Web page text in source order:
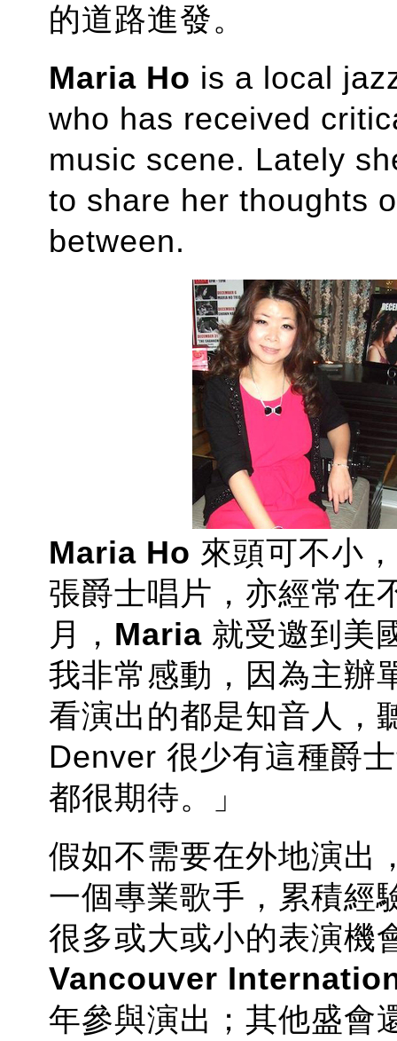
的道路進發。
Maria Ho is a local
who has received
music scene. Lately
to share her thoughts
between.
Maria Ho 來頭可不小
張爵士唱片，亦經常在
月， Maria 就受邀到美
我非常感動，因為主辦
看演出的都是知音人，
Denver 很少有這種爵
都很期待。」
假如不需要在外地演出
一個專業歌手，累積經
很多或大或小的表演機
Vancouver
年參與演出；其他盛會